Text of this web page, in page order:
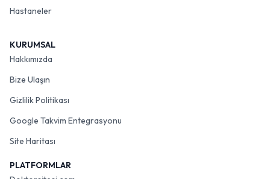
Hastaneler
KURUMSAL
Hakkımızda
Bize Ulaşın
Gizlilik Politikası
Google Takvim Entegrasyonu
Site Haritası
PLATFORMLAR